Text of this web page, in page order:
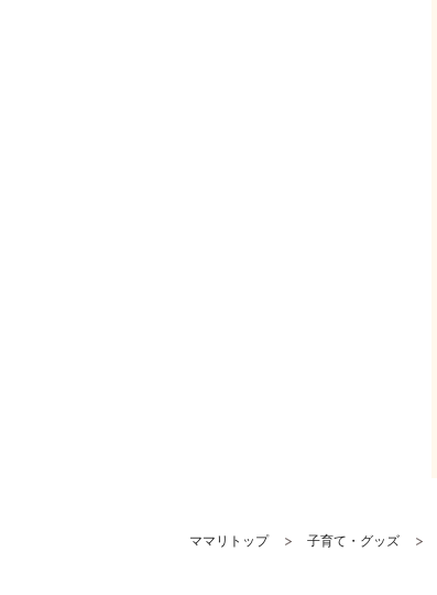
ママリトップ 子育て・グッズ